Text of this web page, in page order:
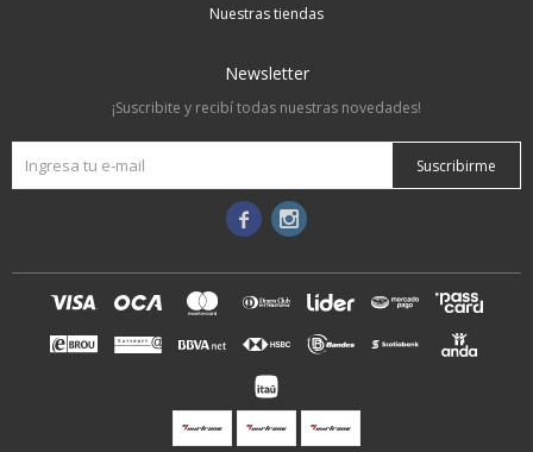
Nuestras tiendas
Newsletter
¡Suscribite y recibí todas nuestras novedades!
Suscribirme
 